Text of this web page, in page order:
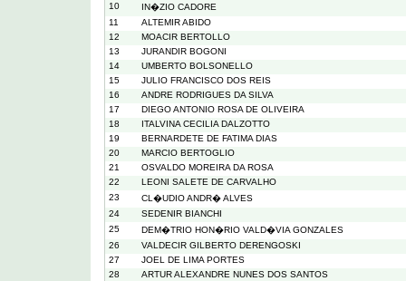
10
IN�ZIO CADORE
11
ALTEMIR ABIDO
12
MOACIR BERTOLLO
13
JURANDIR BOGONI
14
UMBERTO BOLSONELLO
15
JULIO FRANCISCO DOS REIS
16
ANDRE RODRIGUES DA SILVA
17
DIEGO ANTONIO ROSA DE OLIVEIRA
18
ITALVINA CECILIA DALZOTTO
19
BERNARDETE DE FATIMA DIAS
20
MARCIO BERTOGLIO
21
OSVALDO MOREIRA DA ROSA
22
LEONI SALETE DE CARVALHO
23
CL�UDIO ANDR� ALVES
24
SEDENIR BIANCHI
25
DEM�TRIO HON�RIO VALD�VIA GONZALES
26
VALDECIR GILBERTO DERENGOSKI
27
JOEL DE LIMA PORTES
28
ARTUR ALEXANDRE NUNES DOS SANTOS